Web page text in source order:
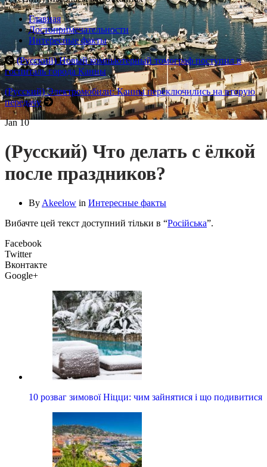
Главная
Достопримечательности
Интересные факты
(Русский) Новый компьютерный томограф поступил в
госпиталь города Канны
(Русский) Электромобили: Канны переключились на вторую
передачу
Jan 10
(Русский) Что делать с ёлкой
после праздников?
By Akeelow in Интересные факты
Вибачте цей текст доступний тільки в “Російська”.
Facebook
Twitter
Вконтакте
Google+
10 розваг зимової Ніцци: чим зайнятися і що подивитися